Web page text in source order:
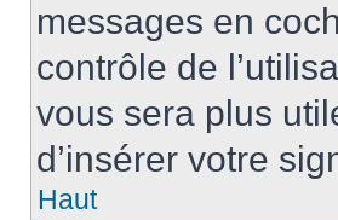
messages en
contrôle de
vous sera plus
d’insérer votre
Haut